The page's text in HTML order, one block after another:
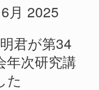
6月 2025
君が第34
年次研究講
た